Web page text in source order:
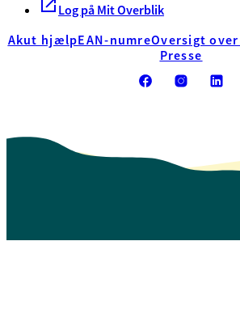
Log på Mit Overblik
Akut hjælpEAN-numreOversigt
Presse